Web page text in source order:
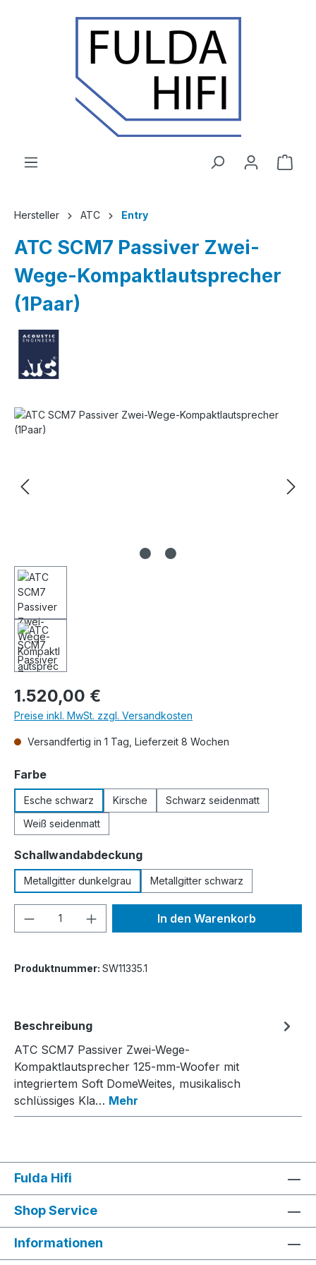
Zum Hauptinhalt springen
Hersteller ATC Entry
ATC SCM7 Passiver Zwei-
Wege-Kompaktlautsprecher
(1Paar)
Bildergalerie überspringen
Regulärer Preis:
1.520,00 €
Preise inkl. MwSt. zzgl. Versandkosten
Versandfertig in 1 Tag, Lieferzeit 8 Wochen
Farbeauswählen
Esche schwarz Kirsche
Schwarz seidenmatt
Weiß seidenmatt
Schallwandabdeckungauswählen
Metallgitter dunkelgrau Metallgitter schwarz
Produkt Anzahl: Gib denIn den Warenkorb
Produktnummer: SW11335.1
Beschreibung
ATC SCM7 Passiver Zwei-Wege-
Kompaktlautsprecher 125-mm-Woofer mit
integriertem Soft DomeWeites, musikalisch
schlüssiges Kla… Mehr
Fulda Hifi
Shop Service
Informationen